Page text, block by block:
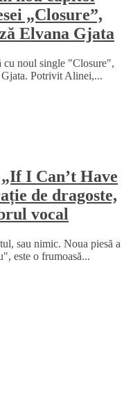
„Closure”,
Elvana Gjata
cu noul single "Closure",
Gjata. Potrivit Alinei,...
I Can’t Have
de dragoste,
vocal
sau nimic. Noua piesă a
este o frumoasă...